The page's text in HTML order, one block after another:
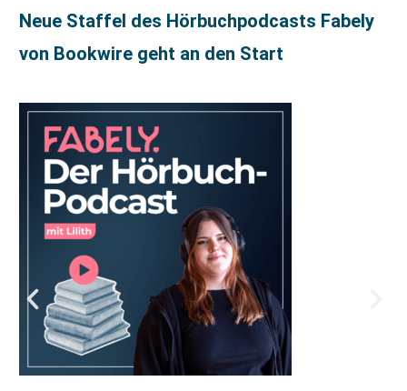
Neue Staffel des Hörbuchpodcasts Fabely
von Bookwire geht an den Start